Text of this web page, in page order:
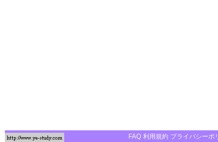
FAQ 利用規約 プライバシーポ